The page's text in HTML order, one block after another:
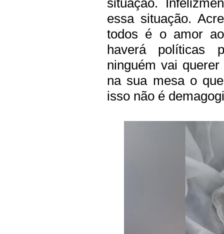
essa situação.
todos é o amor
haverá políticas
ninguém vai
na sua mesa o
isso não é